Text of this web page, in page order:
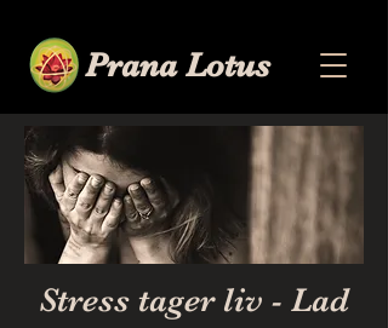
Prana Lotus
Stress tager liv - Lad